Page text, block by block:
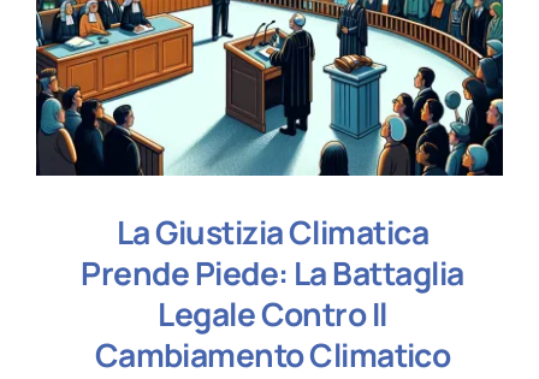
La Giustizia Climatica
Prende Piede: La Battaglia
Legale Contro Il
Cambiamento Climatico